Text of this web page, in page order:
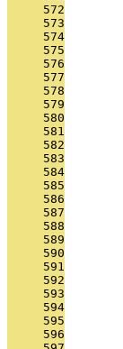
     572
     573
     574
     575
     576
     577
     578
     579
     580
     581
     582
     583
     584
     585
     586
     587
     588
     589
     590
     591
     592
     593
     594
     595
     596